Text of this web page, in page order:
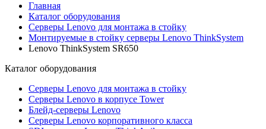
Главная
Каталог оборудования
Серверы Lenovo для монтажа в стойку
Монтируемые в стойку серверы Lenovo ThinkSystem
Lenovo ThinkSystem SR650
Каталог оборудования
Серверы Lenovo для монтажа в стойку
Серверы Lenovo в корпусе Tower
Блейд-серверы Lenovo
Cерверы Lenovo корпоративного класса